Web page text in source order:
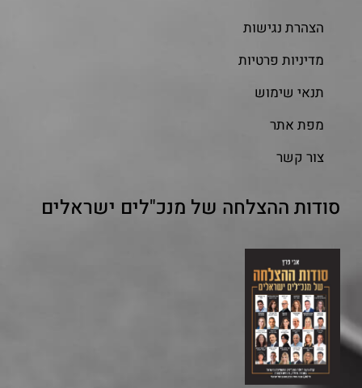
הצהרת נגישות
מדיניות פרטיות
תנאי שימוש
מפת אתר
צור קשר
סודות ההצלחה של מנכ"לים ישראלים